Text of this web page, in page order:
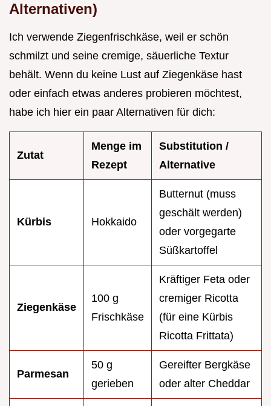
Alternativen)
Ich verwende Ziegenfrischkäse, weil er schön
schmilzt und seine cremige, säuerliche Textur
behält. Wenn du keine Lust auf Ziegenkäse hast
oder einfach etwas anderes probieren möchtest,
habe ich hier ein paar Alternativen für dich:
Zutat
Menge im
Rezept
Substitution /
Alternative
Kürbis Hokkaido
Butternut (muss
geschält werden)
oder vorgegarte
Süßkartoffel
Ziegenkäse
100 g
Frischkäse
Kräftiger Feta oder
cremiger Ricotta
(für eine Kürbis
Ricotta Frittata)
Parmesan
50 g
gerieben
Gereifter Bergkäse
oder alter Cheddar